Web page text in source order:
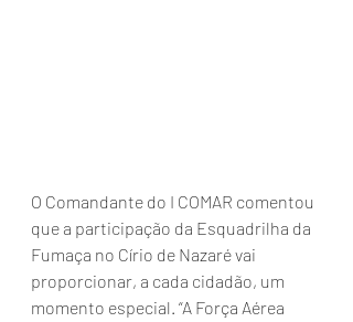
O Comandante do I COMAR comentou
que a participação da Esquadrilha da
Fumaça no Círio de Nazaré vai
proporcionar, a cada cidadão, um
momento especial. “A Força Aérea